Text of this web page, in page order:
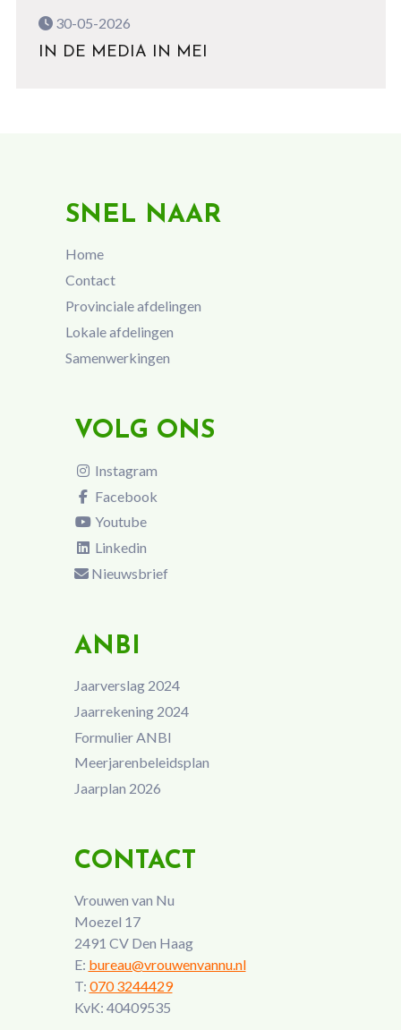
30-05-2026
IN DE MEDIA IN MEI
SNEL NAAR
Home
Contact
Provinciale afdelingen
Lokale afdelingen
Samenwerkingen
VOLG ONS
Instagram
Facebook
Youtube
Linkedin
Nieuwsbrief
ANBI
Jaarverslag 2024
Jaarrekening 2024
Formulier ANBI
Meerjarenbeleidsplan
Jaarplan 2026
CONTACT
Vrouwen van Nu
Moezel 17
2491 CV Den Haag
E: bureau@vrouwenvannu.nl
T: 070 3244429
KvK: 40409535